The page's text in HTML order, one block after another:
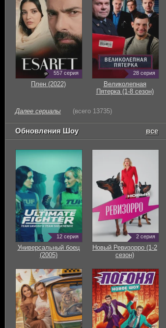
557 серия
Плен (2022)
28 серия
Великолепная
Пятерка (1-8 сезон)
Далее сериалы (всего 13735)
Обновления Шоу все
12 серия
Универсальный боец
(2005)
2 серия
Новый Ревизорро (1-2
сезон)